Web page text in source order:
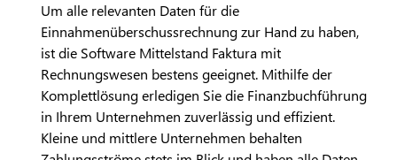
Um alle relevanten Daten für die
Einnahmenüberschussrechnung zur Hand zu haben,
ist die Software Mittelstand Faktura mit
Rechnungswesen bestens geeignet. Mithilfe der
Komplettlösung erledigen Sie die Finanzbuchführung
in Ihrem Unternehmen zuverlässig und effizient.
Kleine und mittlere Unternehmen behalten